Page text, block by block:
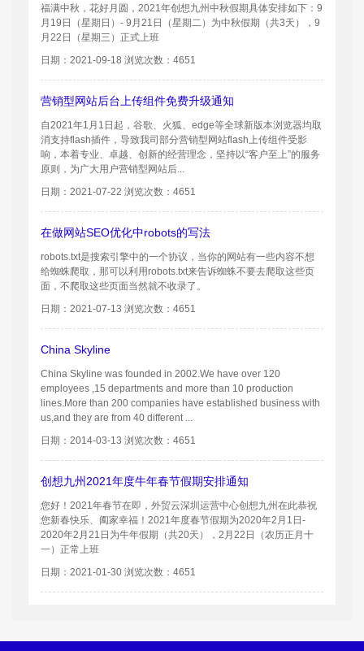
福满中秋，花好月圆，2021年创想九州中秋假期具体安排如下：9
月19日（星期日）- 9月21日（星期二）为中秋假期（共3天），9
月22日（星期三）正式上班
日期：2021-09-18 浏览次数：4651
营销型网站后台上传组件免费升级通知
自2021年1月1日起，谷歌、火狐、edge等全球新版本浏览器均取
消支持flash插件，导致我司部分营销型网站flash上传组件受影
响，本着专业、卓越、创新的经营理念，坚持以“客户至上”的服务
原则，为广大用户营销型网站后...
日期：2021-07-22 浏览次数：4651
在做网站SEO优化中robots的写法
robots.txt是搜索引擎中的一个协议，当你的网站有一些内容不想
给蜘蛛爬取，那可以利用robots.txt来告诉蜘蛛不要去爬取这些页
面，不爬取这些页面当然就不收录了。
日期：2021-07-13 浏览次数：4651
China Skyline
China Skyline was founded in 2002.We have over 120
employees ,15 departments and more than 10 production
lines.More than 200 companies have established business with
us,and they are from 40 different ...
日期：2014-03-13 浏览次数：4651
创想九州2021年度牛年春节假期安排通知
您好！2021年春节在即，外贸云深圳运营中心创想九州在此恭祝
您新春快乐、阖家幸福！2021年度春节假期为2020年2月1日-
2020年2月21日为牛年假期（共20天），2月22日（农历正月十
一）正常上班
日期：2021-01-30 浏览次数：4651